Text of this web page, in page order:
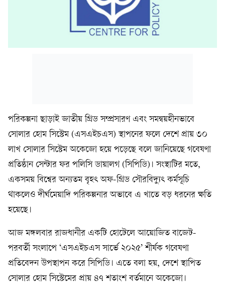
পরিকল্পনা ছাড়াই জাতীয় গ্রিড সম্প্রসারণ এবং সমন্বয়হীনভাবে
সোলার হোম সিস্টেম (এসএইচএস) স্থাপনের ফলে দেশে প্রায় ৩০
লাখ সোলার সিস্টেম অকেজো হয়ে পড়েছে বলে জানিয়েছে গবেষণা
প্রতিষ্ঠান সেন্টার ফর পলিসি ডায়ালগ (সিপিডি)। সংস্থাটির মতে,
একসময় বিশ্বের অন্যতম বৃহৎ অফ-গ্রিড সৌরবিদ্যুৎ কর্মসূচি
থাকলেও দীর্ঘমেয়াদি পরিকল্পনার অভাবে এ খাতে বড় ধরনের ক্ষতি
হয়েছে।
আজ মঙ্গলবার রাজধানীর একটি হোটেলে আয়োজিত বাজেট-
পরবর্তী সংলাপে ‘এসএইচএস সার্ভে ২০২৫’ শীর্ষক গবেষণা
প্রতিবেদন উপস্থাপন করে সিপিডি। এতে বলা হয়, দেশে স্থাপিত
সোলার হোম সিস্টেমের প্রায় ৪৭ শতাংশ বর্তমানে অকেজো।